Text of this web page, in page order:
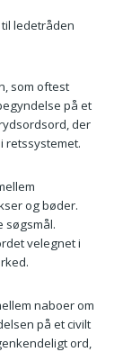
ledetråden
som oftest
på et
der
retssystemet.
og bøder.
søgsmål.
velegnet i
naboer om
på et civilt
ord,